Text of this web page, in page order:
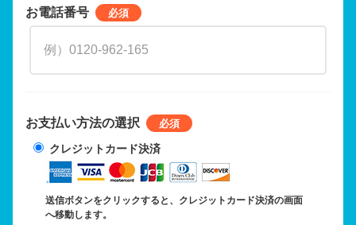
お電話番号
お支払い方法の選択
クレジットカード決済
送信ボタンをクリックすると、クレジットカード決済の画面
へ移動します。